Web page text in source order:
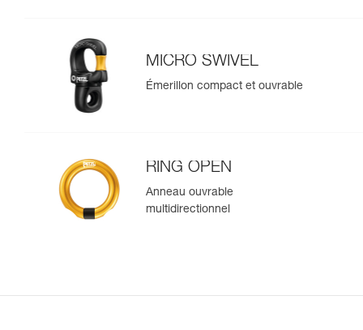
MICRO SWIVEL
Émerillon compact et ouvrable
RING OPEN
Anneau ouvrable
multidirectionnel